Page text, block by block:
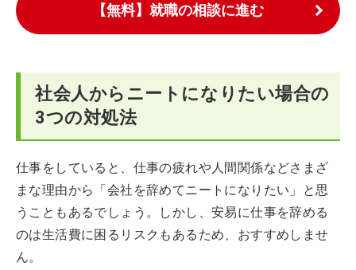
【無料】就職の相談に進む
社会人からニートになりたい場合の
3つの対処法
仕事をしていると、仕事の疲れや人間関係などさまざ
まな理由から「会社を辞めてニートになりたい」と思
うこともあるでしょう。しかし、安易に仕事を辞める
のは生活費に困るリスクもあるため、おすすめしませ
ん。